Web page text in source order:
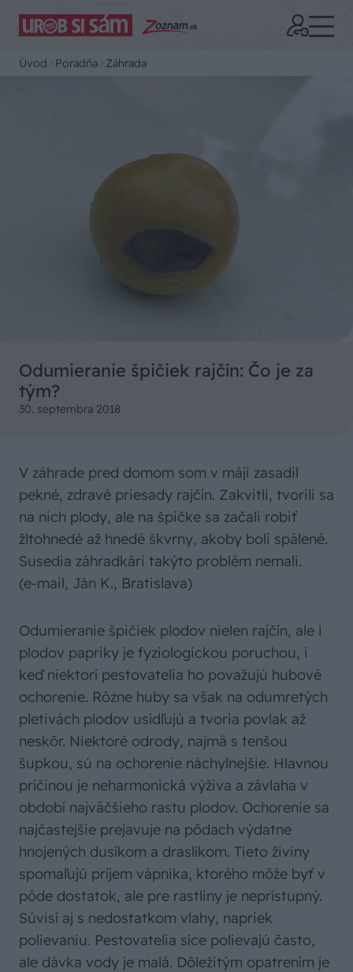
Úvod Poradňa Záhrada
Odumieranie špičiek rajčín: Čo je za
tým?
30. septembra 2018
V záhrade pred domom som v máji zasadil
pekné, zdravé priesady rajčín. Zakvitli, tvorili sa
na nich plody, ale na špičke sa začali robiť
žltohnedé až hnedé škvrny, akoby boli spálené.
Susedia záhradkári takýto problém nemali.
(e-mail, Ján K., Bratislava)
Odumieranie špičiek plodov nielen rajčín, ale i
plodov papriky je fyziologickou poruchou, i
keď niektorí pestovatelia ho považujú hubové
ochorenie. Rôzne huby sa však na odumretých
pletivách plodov usídľujú a tvoria povlak až
neskôr. Niektoré odrody, najmä s tenšou
šupkou, sú na ochorenie náchylnejšie. Hlavnou
príčinou je neharmonická výživa a závlaha v
období najväčšieho rastu plodov. Ochorenie sa
najčastejšie prejavuje na pôdach výdatne
hnojených dusíkom a draslíkom. Tieto živiny
spomaľujú príjem vápnika, ktorého môže byť v
pôde dostatok, ale pre rastliny je neprístupný.
Súvisí aj s nedostatkom vlahy, napriek
polievaniu. Pestovatelia síce polievajú často,
ale dávka vody je malá. Dôležitým opatrením je